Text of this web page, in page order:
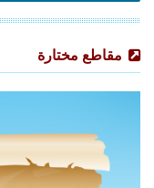
مقاطع مختارة